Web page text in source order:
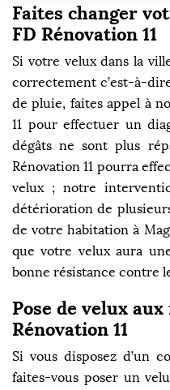
Faites changer
FD Rénovation 11
Si votre velux dans la
correctement c’est-à-dire
de pluie, faites appel à
11 pour effectuer un
dégâts ne sont plus
Rénovation 11 pourra
velux ; notre
détérioration de
de votre habitation à
que votre velux aura
bonne résistance contre
Pose de velux
Rénovation 11
Si vous disposez d’un
faites-vous poser un